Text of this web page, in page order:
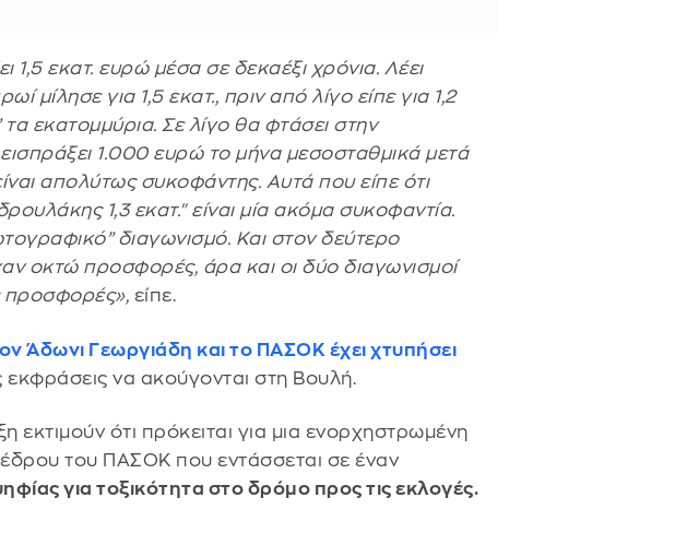
1,5 εκατ. ευρώ μέσα σε δεκαέξι χρόνια. Λέει
μίλησε για 1,5 εκατ., πριν από λίγο είπε για 1,2
εκατομμύρια. Σε λίγο θα φτάσει στην
1.000 ευρώ το μήνα μεσοσταθμικά μετά
απολύτως συκοφάντης. Αυτά που είπε ότι
1,3 εκατ." είναι μία ακόμα συκοφαντία.
διαγωνισμό. Και στον δεύτερο
οκτώ προσφορές, άρα και οι δύο διαγωνισμοί
προσφορές», είπε.
Άδωνι Γεωργιάδη και το ΠΑΣΟΚ έχει χτυπήσει
εκφράσεις να ακούγονται στη Βουλή.
εκτιμούν ότι πρόκειται για μια ενορχηστρωμένη
του ΠΑΣΟΚ που εντάσσεται σε έναν
για τοξικότητα στο δρόμο προς τις εκλογές.